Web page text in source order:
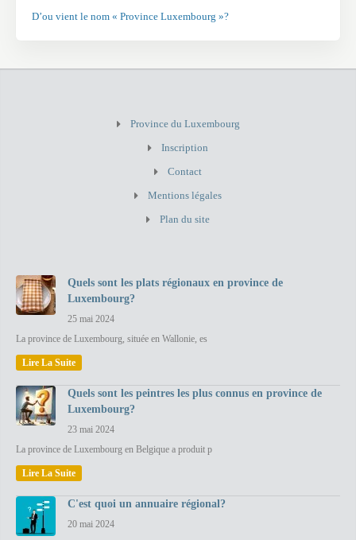
D’ou vient le nom « Province Luxembourg »?
Province du Luxembourg
Inscription
Contact
Mentions légales
Plan du site
Quels sont les plats régionaux en province de
Luxembourg?
25 mai 2024
La province de Luxembourg, située en Wallonie, es
Lire La Suite
Quels sont les peintres les plus connus en province de
Luxembourg?
23 mai 2024
La province de Luxembourg en Belgique a produit p
Lire La Suite
C'est quoi un annuaire régional?
20 mai 2024